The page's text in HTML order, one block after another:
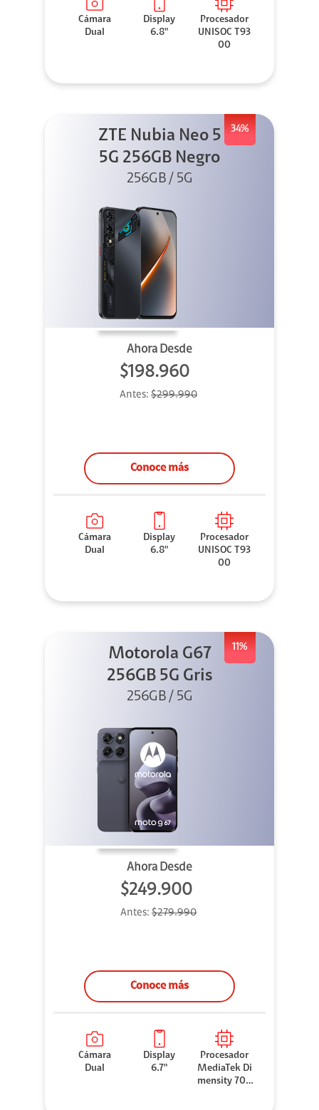
Cámara
Dual
Display
6.8"
Procesador
UNISOC T93
00
34%
ZTE Nubia Neo 5
5G 256GB Negro
256GB / 5G
Ahora Desde
$198.960
Antes: $299.990
Conoce más
Cámara
Dual
Display
6.8"
Procesador
UNISOC T93
00
11%
Motorola G67
256GB 5G Gris
256GB / 5G
Ahora Desde
$249.900
Antes: $279.990
Conoce más
Cámara
Dual
Display
6.7"
Procesador
MediaTek Di
mensity 706